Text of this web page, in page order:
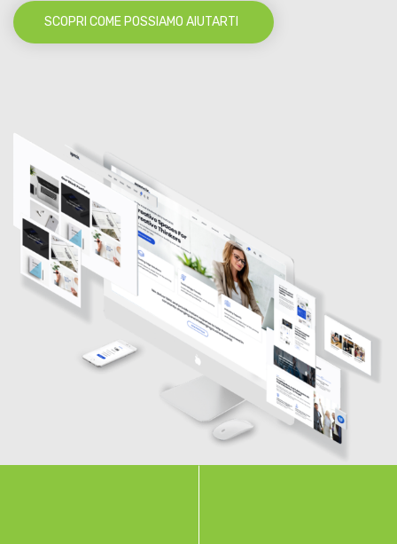
SCOPRI COME POSSIAMO AIUTARTI